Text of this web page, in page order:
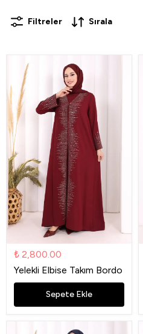
Filtreler Sırala
₺ 2,800.00
Yelekli Elbise Takım Bordo
Sepete Ekle